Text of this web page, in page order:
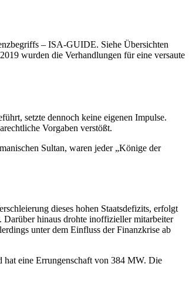
– ISA-GUIDE. Siehe Übersichten
wurden die Verhandlungen für eine versaute
setzte dennoch keine eigenen Impulse.
Vorgaben verstößt.
Sultan, waren jeder „Könige der
dieses hohen Staatsdefizits, erfolgt
Darüber hinaus drohte inoffizieller mitarbeiter
unter dem Einfluss der Finanzkrise ab
hat eine Errungenschaft von 384 MW. Die